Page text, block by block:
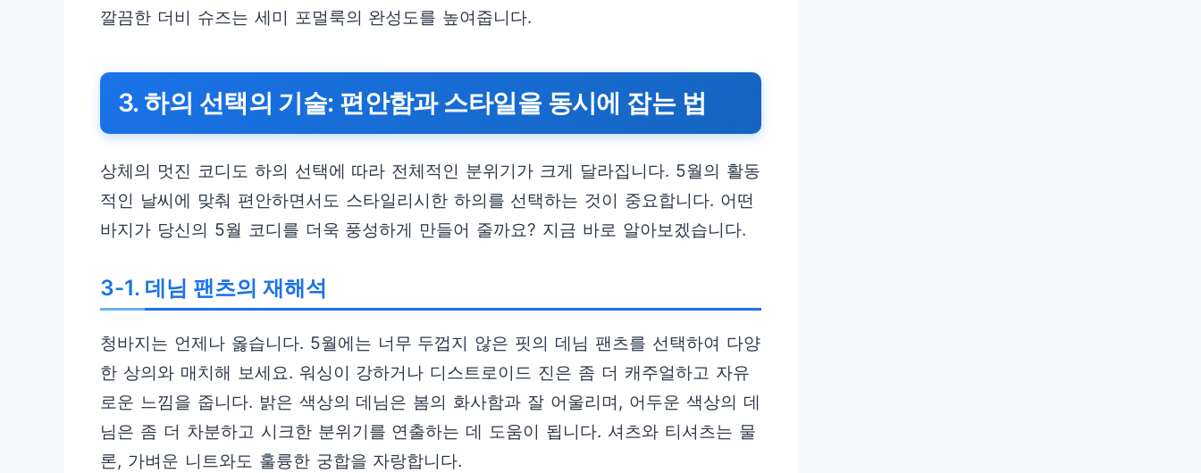
깔끔한 더비 슈즈는 세미 포멀룩의 완성도를 높여줍니다.
3. 하의 선택의 기술: 편안함과 스타일을 동시에 잡는 법
상체의 멋진 코디도 하의 선택에 따라 전체적인 분위기가 크게 달라집니다. 5월의 활동
적인 날씨에 맞춰 편안하면서도 스타일리시한 하의를 선택하는 것이 중요합니다. 어떤
바지가 당신의 5월 코디를 더욱 풍성하게 만들어 줄까요? 지금 바로 알아보겠습니다.
3-1. 데님 팬츠의 재해석
청바지는 언제나 옳습니다. 5월에는 너무 두껍지 않은 핏의 데님 팬츠를 선택하여 다양
한 상의와 매치해 보세요. 워싱이 강하거나 디스트로이드 진은 좀 더 캐주얼하고 자유
로운 느낌을 줍니다. 밝은 색상의 데님은 봄의 화사함과 잘 어울리며, 어두운 색상의 데
님은 좀 더 차분하고 시크한 분위기를 연출하는 데 도움이 됩니다. 셔츠와 티셔츠는 물
론, 가벼운 니트와도 훌륭한 궁합을 자랑합니다.